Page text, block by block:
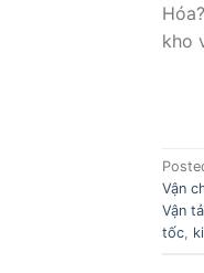
kho
Vận
Vận
tốc,